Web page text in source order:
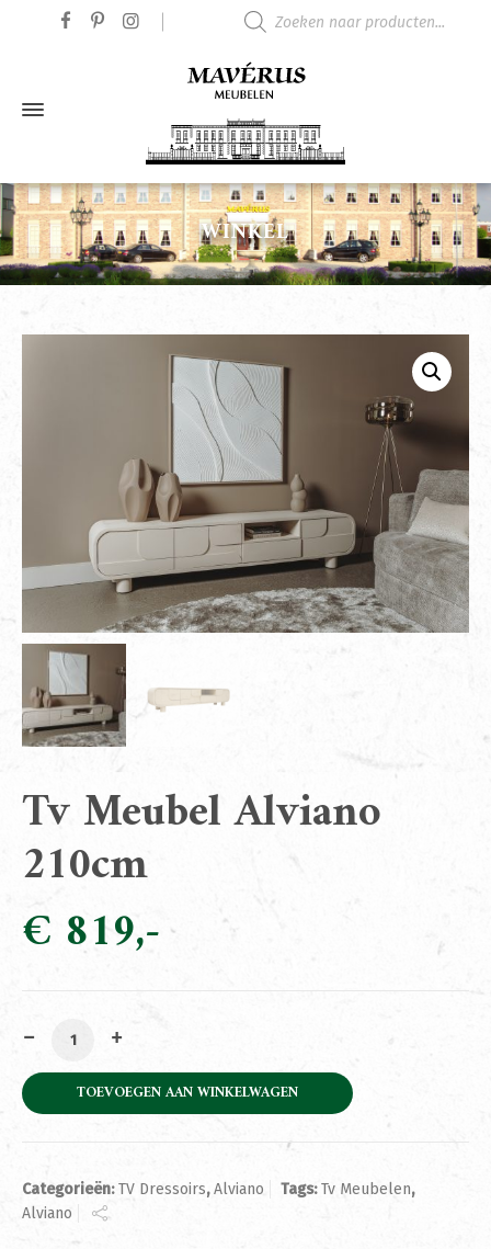
WINKEL
Tv Meubel Alviano
210cm
€ 819
Tv Meubel Alviano 210cm aantal
TOEVOEGEN AAN WINKELWAGEN
Categorieën:TV Dressoirs,Alviano Tags:Tv Meubelen,
Alviano